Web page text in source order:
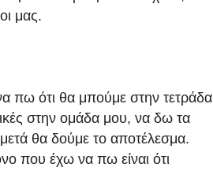
μας.
πω ότι θα μπούμε στην τετράδα
στην ομάδα μου, να δω τα
θα δούμε το αποτέλεσμα.
που έχω να πω είναι ότι